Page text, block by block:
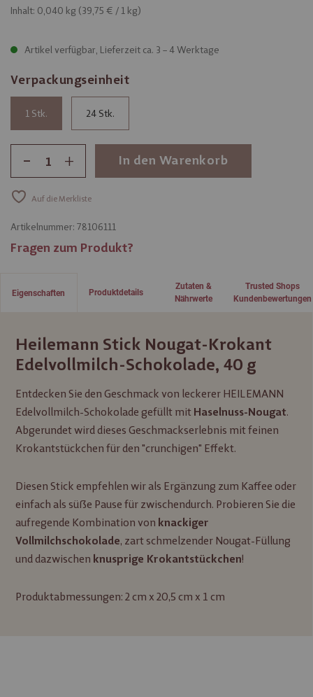
Inhalt: 0,040 kg (39,75 € / 1 kg)
Artikel verfügbar, Lieferzeit ca. 3 – 4 Werktage
Verpackungseinheit
1 24
- + In den Warenkorb
Auf die Merkliste
Artikelnummer: 78106111
Fragen zum Produkt?
Eigenschaften
Heilemann Stick Nougat-Krokant
Edelvollmilch-Schokolade, 40 g
Entdecken Sie den Geschmack von leckerer HEILEMANN
Edelvollmilch-Schokolade gefüllt mit Haselnuss-Nougat.
Abgerundet wird dieses Geschmackserlebnis mit feinen
Krokantstückchen für den "crunchigen" Effekt.
Diesen Stick empfehlen wir als Ergänzung zum Kaffee oder
einfach als süße Pause für zwischendurch. Probieren Sie die
aufregende Kombination von knackiger
Vollmilchschokolade, zart schmelzender Nougat-Füllung
und dazwischen knusprige Krokantstückchen!
Produktabmessungen: 2 cm x 20,5 cm x 1 cm
Produktdetails
Zutaten &
Nährwerte
Trusted Shops
Kundenbewertungen